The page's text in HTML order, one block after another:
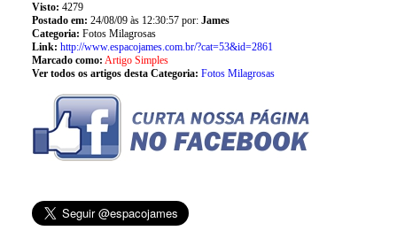
Visto: 4279
Postado em: 24/08/09 às 12:30:57 por: James
Categoria: Fotos Milagrosas
Link: http://www.espacojames.com.br/?cat=53&id=2861
Marcado como: Artigo Simples
Ver todos os artigos desta Categoria: Fotos Milagrosas